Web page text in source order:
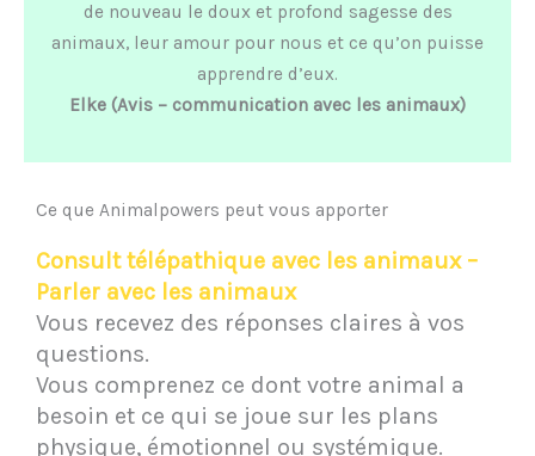
de nouveau le doux et profond sagesse des
animaux, leur amour pour nous et ce qu’on puisse
apprendre d’eux.
Elke (Avis – communication avec les animaux)
Ce que Animalpowers peut vous apporter
Consult télépathique avec les animaux –
Parler avec les animaux
Vous recevez des réponses claires à vos
questions.
Vous comprenez ce dont votre animal a
besoin et ce qui se joue sur les plans
physique, émotionnel ou systémique.